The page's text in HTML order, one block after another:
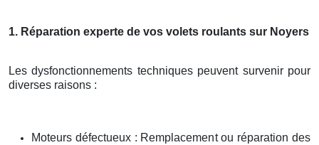
1. Réparation experte de vos volets roulants sur Noyers
Les dysfonctionnements techniques peuvent survenir pour
diverses raisons :
Moteurs défectueux : Remplacement ou réparation des